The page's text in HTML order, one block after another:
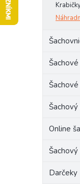
Online
Šachový
Darčeky